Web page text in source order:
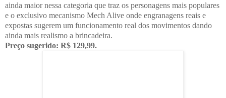
ainda maior nessa categoria que traz os personagens mais populares
e o exclusivo mecanismo Mech Alive onde engranagens reais e
expostas sugerem um funcionamento real dos movimentos dando
ainda mais realismo a brincadeira.
Preço sugerido: R$ 129,99.